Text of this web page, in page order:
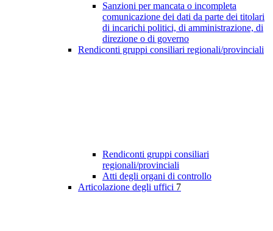
Sanzioni per mancata o incompleta
comunicazione dei dati da parte dei titolari
di incarichi politici, di amministrazione, di
direzione o di governo
Rendiconti gruppi consiliari regionali/provinciali
Rendiconti gruppi consiliari
regionali/provinciali
Atti degli organi di controllo
Articolazione degli uffici 7